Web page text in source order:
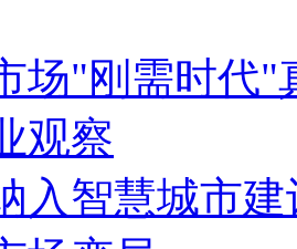
场"刚需时代
观察
入智慧城市